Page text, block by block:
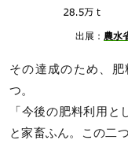
出展：農水
その達成のため、
つ。
「今後の肥料利用
と家畜ふん。この二